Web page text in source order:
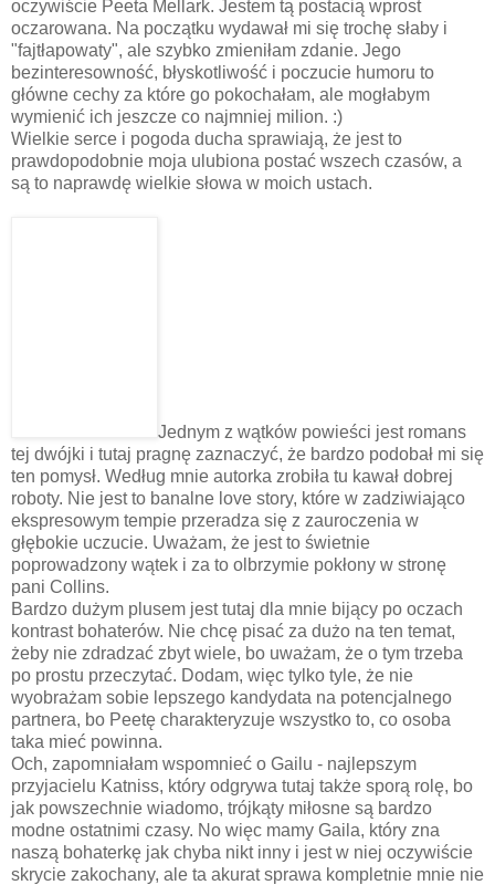
oczywiście Peeta Mellark. Jestem tą postacią wprost
oczarowana. Na początku wydawał mi się trochę słaby i
"fajtłapowaty", ale szybko zmieniłam zdanie. Jego
bezinteresowność, błyskotliwość i poczucie humoru to
główne cechy za które go pokochałam, ale mogłabym
wymienić ich jeszcze co najmniej milion. :)
Wielkie serce i pogoda ducha sprawiają, że jest to
prawdopodobnie moja ulubiona postać wszech czasów, a
są to naprawdę wielkie słowa w moich ustach.
Jednym z wątków powieści jest romans
tej dwójki i tutaj pragnę zaznaczyć, że bardzo podobał mi się
ten pomysł. Według mnie autorka zrobiła tu kawał dobrej
roboty. Nie jest to banalne love story, które w zadziwiająco
ekspresowym tempie przeradza się z zauroczenia w
głębokie uczucie. Uważam, że jest to świetnie
poprowadzony wątek i za to olbrzymie pokłony w stronę
pani Collins.
Bardzo dużym plusem jest tutaj dla mnie bijący po oczach
kontrast bohaterów. Nie chcę pisać za dużo na ten temat,
żeby nie zdradzać zbyt wiele, bo uważam, że o tym trzeba
po prostu przeczytać. Dodam, więc tylko tyle, że nie
wyobrażam sobie lepszego kandydata na potencjalnego
partnera, bo Peetę charakteryzuje wszystko to, co osoba
taka mieć powinna.
Och, zapomniałam wspomnieć o Gailu - najlepszym
przyjacielu Katniss, który odgrywa tutaj także sporą rolę, bo
jak powszechnie wiadomo, trójkąty miłosne są bardzo
modne ostatnimi czasy. No więc mamy Gaila, który zna
naszą bohaterkę jak chyba nikt inny i jest w niej oczywiście
skrycie zakochany, ale ta akurat sprawa kompletnie mnie nie